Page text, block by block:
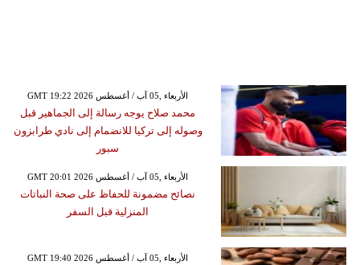
GMT 19:22 2026 الأربعاء ,05 آب / أغسطس
محمد صلاح يوجه رسالة إلى الجماهير قبل
وصوله إلى تركيا للانضمام إلى نادي طرابزون
سبور
GMT 20:01 2026 الأربعاء ,05 آب / أغسطس
نصائح مضمونة للحفاظ على صحة النباتات
المنزلية قبل السفر
GMT 19:40 2026 الأربعاء ,05 آب / أغسطس